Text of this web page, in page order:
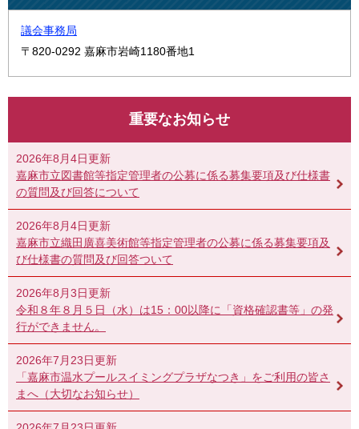
議会事務局
〒820-0292 嘉麻市岩崎1180番地1
重要なお知らせ
2026年8月4日更新
嘉麻市立図書館等指定管理者の公募に係る募集要項及び仕様書
の質問及び回答について
2026年8月4日更新
嘉麻市立織田廣喜美術館等指定管理者の公募に係る募集要項及
び仕様書の質問及び回答ついて
2026年8月3日更新
令和８年８月５日（水）は15：00以降に「資格確認書等」の発
行ができません。
2026年7月23日更新
「嘉麻市温水プールスイミングプラザなつき」をご利用の皆さ
まへ（大切なお知らせ）